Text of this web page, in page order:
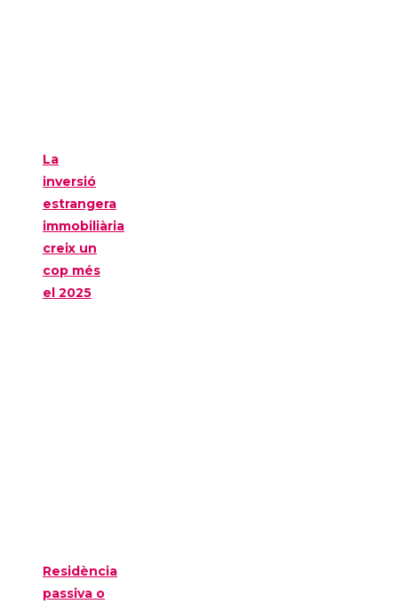
La
inversió
estrangera
immobiliària
creix un
cop més
el 2025
Residència
passiva o